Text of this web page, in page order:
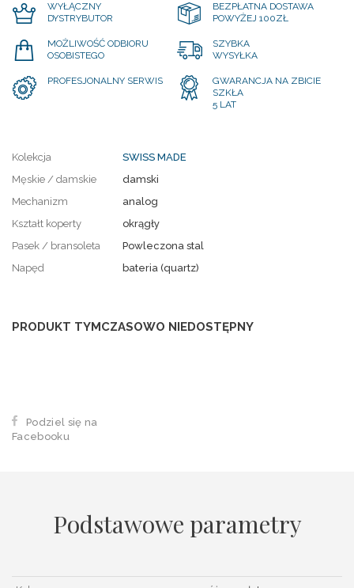
WYŁĄCZNY
DYSTRYBUTOR
BEZPŁATNA DOSTAWA
POWYŻEJ 100ZŁ
MOŻLIWOŚĆ ODBIORU
OSOBISTEGO
SZYBKA
WYSYŁKA
PROFESJONALNY SERWIS
GWARANCJA NA ZBICIE
SZKŁA
5 LAT
Kolekcja
SWISS MADE
Męskie / damskie
damski
Mechanizm
analog
Kształt koperty
okrągły
Pasek / bransoleta
Powleczona stal
Napęd
bateria (quartz)
PRODUKT TYMCZASOWO NIEDOSTĘPNY
Podziel się na
Facebooku
Podstawowe parametry